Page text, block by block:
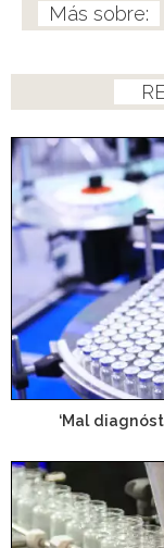
‘Mal